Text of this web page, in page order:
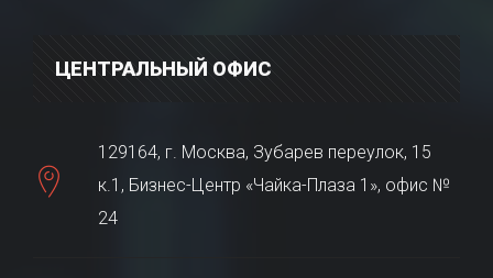
ЦЕНТРАЛЬНЫЙ ОФИС
129164, г. Москва, Зубарев переулок, 15
к.1, Бизнес-Центр «Чайка-Плаза 1», офис №
24